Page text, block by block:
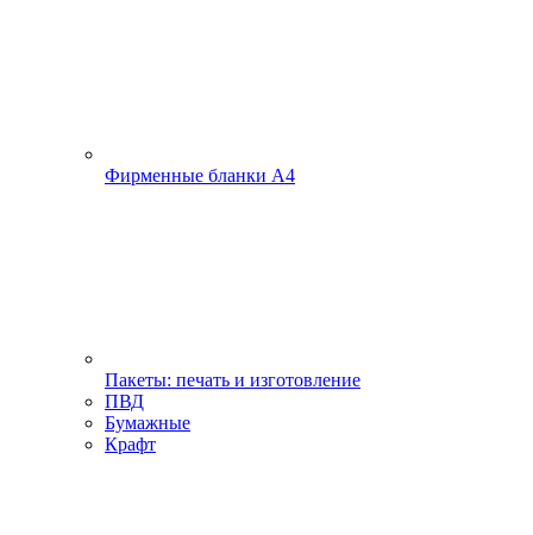
Фирменные бланки А4
Пакеты: печать и изготовление
ПВД
Бумажные
Крафт